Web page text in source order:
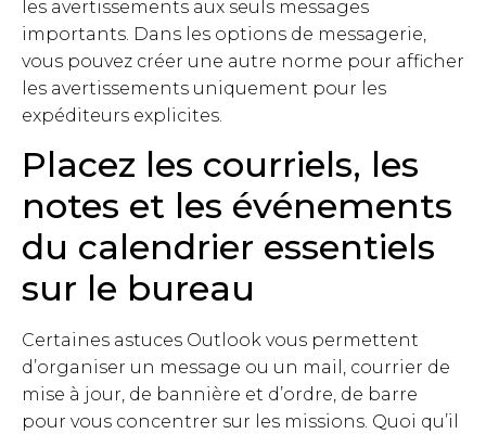
les avertissements aux seuls messages
importants. Dans les options de messagerie,
vous pouvez créer une autre norme pour afficher
les avertissements uniquement pour les
expéditeurs explicites.
Placez les courriels, les
notes et les événements
du calendrier essentiels
sur le bureau
Certaines astuces Outlook vous permettent
d’organiser un message ou un mail, courrier de
mise à jour, de bannière et d’ordre, de barre
pour vous concentrer sur les missions. Quoi qu’il